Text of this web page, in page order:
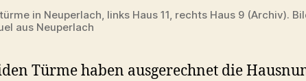
in Neuperlach, links Haus 11, rechts Haus 9 (Archiv).
aus Neuperlach
Türme haben ausgerechnet die